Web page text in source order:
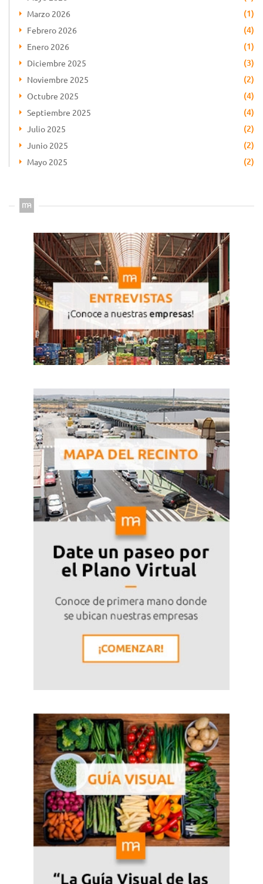
Marzo 2026 (1)
Febrero 2026 (4)
Enero 2026 (1)
Diciembre 2025 (3)
Noviembre 2025 (2)
Octubre 2025 (4)
Septiembre 2025 (4)
Julio 2025 (2)
Junio 2025 (2)
Mayo 2025 (2)